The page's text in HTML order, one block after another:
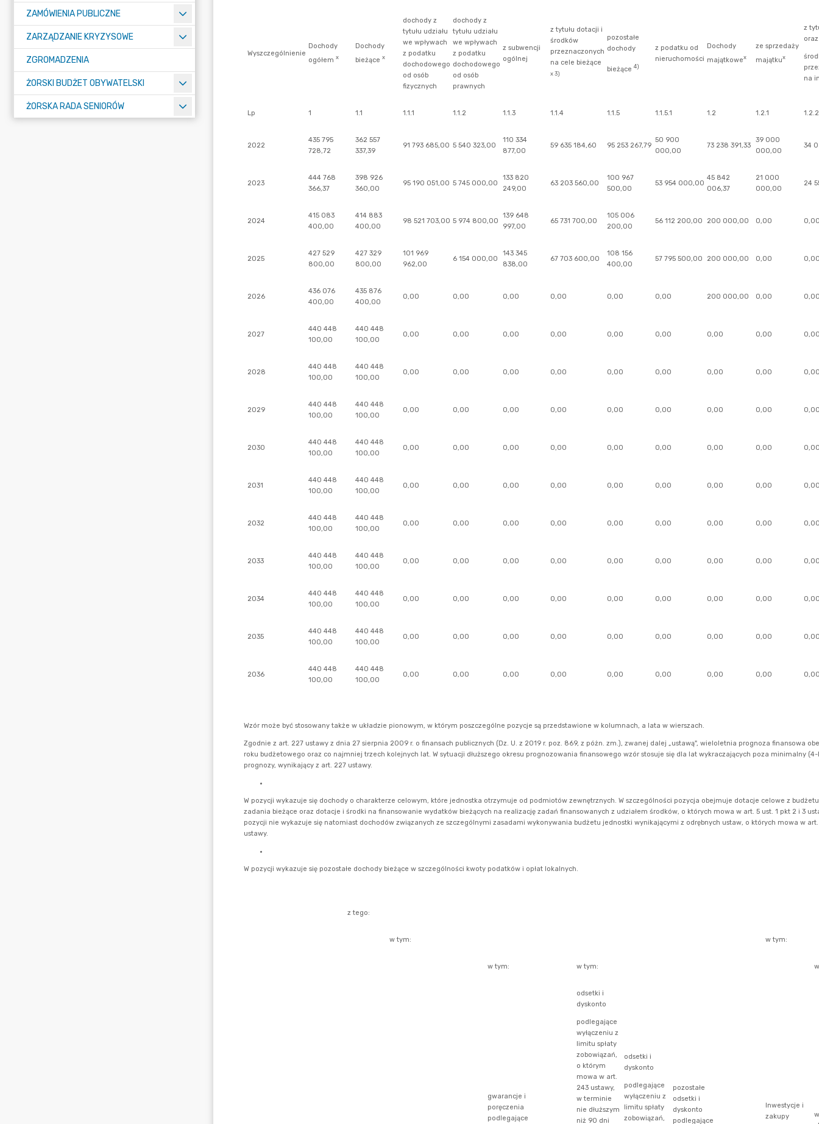
ZAMÓWIENIA PUBLICZNE
ZARZĄDZANIE KRYZYSOWE
ZGROMADZENIA
ŻORSKI BUDŻET OBYWATELSKI
ŻORSKA RADA SENIORÓW